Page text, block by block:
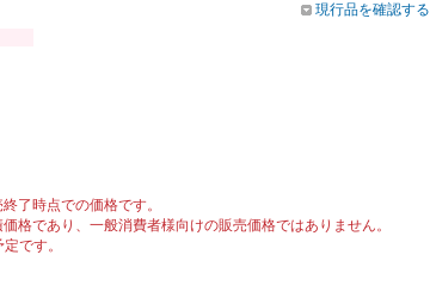
現行品を確認する
了時点での価格です。
格であり、一般消費者様向けの販売価格ではありません。
です。